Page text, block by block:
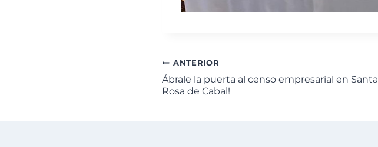
ANTERIOR
Ábrale la puerta al censo empresarial en Santa
Rosa de Cabal!